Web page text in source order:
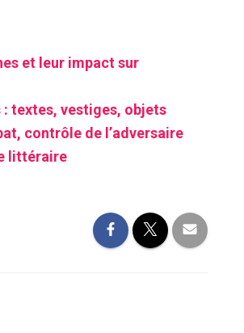
et leur impact sur
textes, vestiges, objets
contrôle de l’adversaire
littéraire